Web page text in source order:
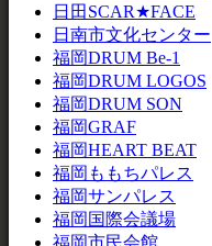
日田SCAR★FACE
日南市文化センター
福岡DRUM Be-1
福岡DRUM LOGOS
福岡DRUM SON
福岡GRAF
福岡HEART BEAT
福岡ももちパレス
福岡サンパレス
福岡国際会議場